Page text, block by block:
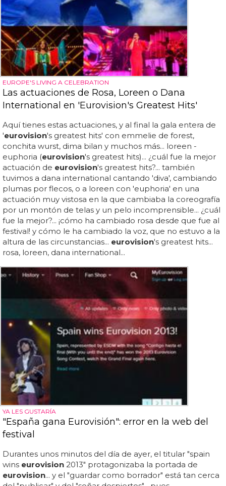
EUROPE'S LIVING A CELEBRATION
Las actuaciones de Rosa, Loreen o Dana
International en 'Eurovision's Greatest Hits'
Aquí tienes estas actuaciones, y al final la gala entera de
'eurovision's greatest hits' con emmelie de forest,
conchita wurst, dima bilan y muchos más... loreen -
euphoria (eurovision's greatest hits)... ¿cuál fue la mejor
actuación de eurovision's greatest hits?... también
tuvimos a dana international cantando 'diva', cambiando
plumas por flecos, o a loreen con 'euphoria' en una
actuación muy vistosa en la que cambiaba la coreografía
por un montón de telas y un pelo incomprensible... ¿cuál
fue la mejor?... ¡cómo ha cambiado rosa desde que fue al
festival! y cómo le ha cambiado la voz, que no estuvo a la
altura de las circunstancias... eurovision's greatest hits...
rosa, loreen, dana international...
YA LES GUSTARÍA
"España gana Eurovisión": error en la web del
festival
Durantes unos minutos del día de ayer, el titular "spain
wins eurovision 2013" protagonizaba la portada de
eurovision... y el "guardar como borrador" está tan cerca